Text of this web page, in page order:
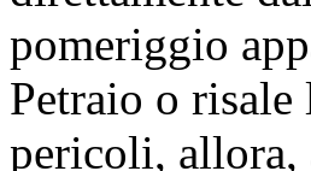
pomeriggio
Petraio o
pericoli, allora,